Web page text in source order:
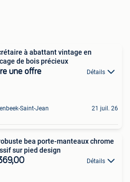
à abattant vintage en
de bois précieux
une offre Détails
Saint-Jean 21 juil. 26
bea porte-manteaux chrome
sur pied design
Détails